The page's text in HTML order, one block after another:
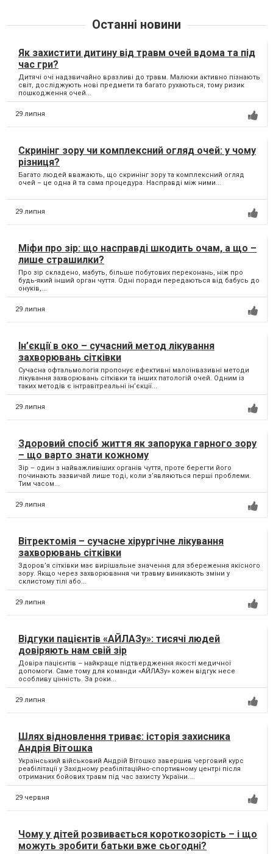
Останні новини
Як захистити дитину від травм очей вдома та під
час гри?
Дитячі очі надзвичайно вразливі до травм. Малюки активно пізнають
світ, досліджують нові предмети та багато рухаються, тому ризик
пошкодження очей...
29 липня
Скринінг зору чи комплексний огляд очей: у чому
різниця?
Багато людей вважають, що скринінг зору та комплексний огляд
очей – це одна й та сама процедура. Насправді між ними...
29 липня
Міфи про зір: що насправді шкодить очам, а що –
лише страшилки?
Про зір складено, мабуть, більше побутових переконань, ніж про
будь-який інший орган чуття. Одні поради передаються від бабусь до
онуків,...
29 липня
Ін’єкції в око – сучасний метод лікування
захворювань сітківки
Сучасна офтальмологія пропонує ефективні малоінвазивні методи
лікування захворювань сітківки та інших патологій очей. Одним із
таких методів є інтравітреальні ін’єкції...
29 липня
Здоровий спосіб життя як запорука гарного зору
– що варто знати кожному
Зір – один з найважливіших органів чуття, проте берегти його
починають зазвичай лише тоді, коли з’являються перші проблеми.
Тим часом...
29 липня
Вітректомія – сучасне хірургічне лікування
захворювань сітківки
Здоров’я сітківки має вирішальне значення для збереження якісного
зору. Якщо через захворювання чи травму виникають зміни у
склистому тілі або...
29 липня
Відгуки пацієнтів «АЙЛАЗу»: тисячі людей
довіряють нам свій зір
Довіра пацієнтів – найкраще підтвердження якості медичної
допомоги. Саме тому для команди «АЙЛАЗу» кожен відгук несе
особливу цінність. За роки...
29 липня
Шлях відновлення триває: історія захисника
Андрія Вітошка
Український військовий Андрій Вітошко завершив черговий курс
реабілітації у Західному реабілітаційно-спортивному центрі після
отриманих бойових травм під час захисту України....
29 червня
Чому у дітей розвивається короткозорість – і що
можуть зробити батьки вже сьогодні?